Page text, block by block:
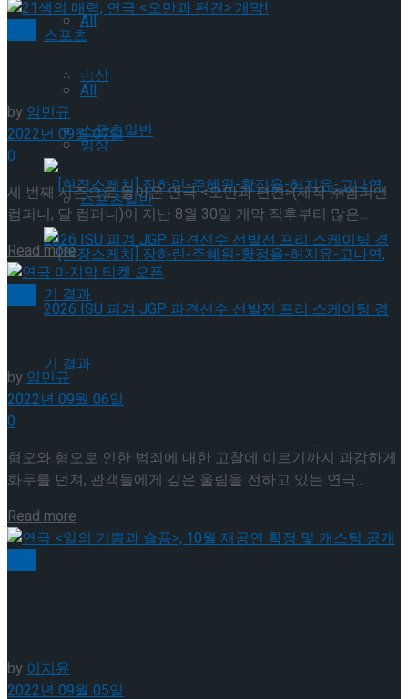
All
빙상
스포츠일반
[현장스케치] 장하린-주혜원-황정율-허지유-
프리 스케이팅 경기 결과
2026 ISU 피겨 JGP 파견선수 선발전 프리 스케
스포츠
All
빙상
스포츠일반
고나연, 2026 ISU 피겨 JGP 파견선수 선발전
프리 스케이팅 경기 결과
[현장스케치] 이규리-전효은-김지유-박하영,
21색의 매력, 연극 <오만과 편견> 개막!
by임민규
2022년 09월 07일
0
세 번째 시즌으로 돌아온 연극 <오만과 편견>(제작 ㈜엠피앤
컴퍼니, 달 컴퍼니)이 지난 8월 30일 개막 직후부터 많은...
Read moreDetails
by임민규
2022년 09월 06일
0
혐오와 혐오로 인한 범죄에 대한 고찰에 이르기까지 과감하게
화두를 던져, 관객들에게 깊은 울림을 전하고 있는 연극...
Read more
by이지윤
2022년 09월 05일